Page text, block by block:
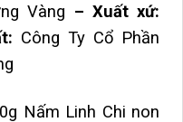
Vàng – Xuất xứ:
Công Ty Cổ Phần
Nấm Linh Chi non